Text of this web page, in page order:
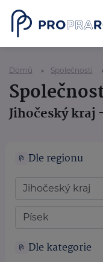
Domů Společnosti
Jihočeský kraj
Dle regionu
Dle kategorie